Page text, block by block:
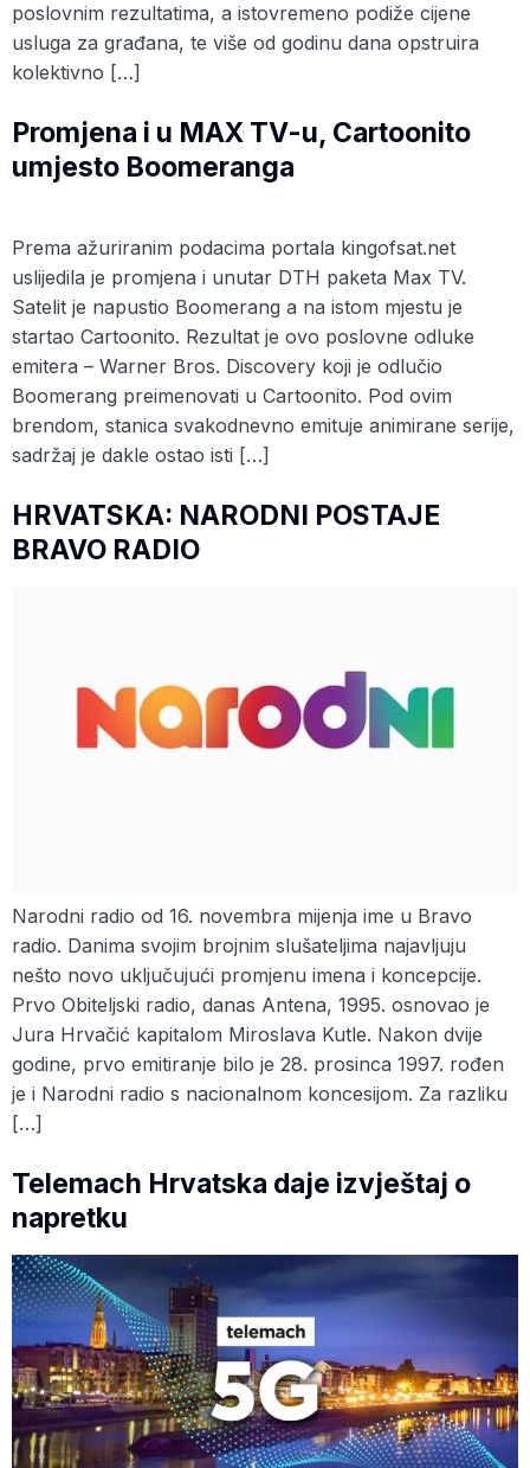
poslovnim rezultatima, a istovremeno podiže cijene
usluga za građana, te više od godinu dana opstruira
kolektivno […]
Promjena i u MAX TV-u, Cartoonito
umjesto Boomeranga
Prema ažuriranim podacima portala kingofsat.net
uslijedila je promjena i unutar DTH paketa Max TV.
Satelit je napustio Boomerang a na istom mjestu je
startao Cartoonito. Rezultat je ovo poslovne odluke
emitera – Warner Bros. Discovery koji je odlučio
Boomerang preimenovati u Cartoonito. Pod ovim
brendom, stanica svakodnevno emituje animirane serije,
sadržaj je dakle ostao isti […]
HRVATSKA: NARODNI POSTAJE
BRAVO RADIO
Narodni radio od 16. novembra mijenja ime u Bravo
radio. Danima svojim brojnim slušateljima najavljuju
nešto novo uključujući promjenu imena i koncepcije.
Prvo Obiteljski radio, danas Antena, 1995. osnovao je
Jura Hrvačić kapitalom Miroslava Kutle. Nakon dvije
godine, prvo emitiranje bilo je 28. prosinca 1997. rođen
je i Narodni radio s nacionalnom koncesijom. Za razliku
[…]
Telemach Hrvatska daje izvještaj o
napretku